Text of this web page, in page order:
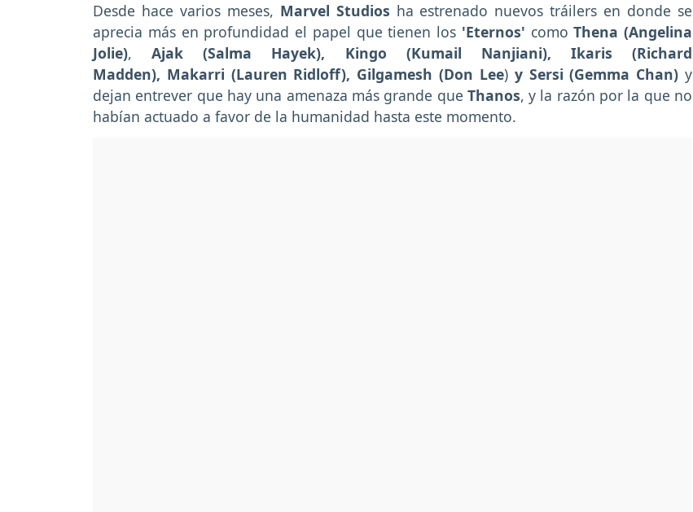
Desde hace varios meses, Marvel Studios ha estrenado nuevos tráilers en donde se
aprecia más en profundidad el papel que tienen los 'Eternos' comoThena (Angelina
Jolie),Ajak (Salma Hayek), Kingo (Kumail Nanjiani), Ikaris (Richard
Madden), Makarri (Lauren Ridloff), Gilgamesh (Don Lee)y Sersi (Gemma Chan) y
dejan entrever que hay una amenaza más grande que Thanos, y la razón por la que no
habían actuado a favor de la humanidad hasta este momento.